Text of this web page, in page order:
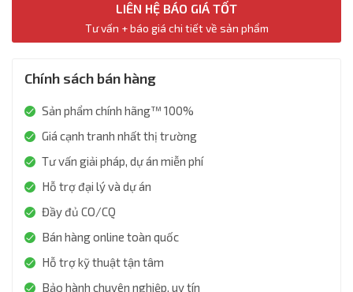
LIÊN HỆ BÁO GIÁ TỐT
Tư vấn + báo giá chi tiết về sản phẩm
Chính sách bán hàng
Sản phẩm chính hãng™ 100%
Giá cạnh tranh nhất thị trường
Tư vấn giải pháp, dự án miễn phí
Hỗ trợ đại lý và dự án
Đầy đủ CO/CQ
Bán hàng online toàn quốc
Hỗ trợ kỹ thuật tận tâm
Bảo hành chuyên nghiệp, uy tín